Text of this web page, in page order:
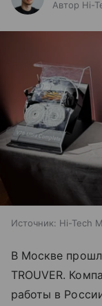
Автор Hi-
Источник: Hi-Tech
В Москве
TROUVER.
работы в